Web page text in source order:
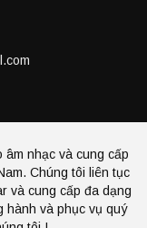
nhạc và cung cấp
Chúng tôi liên tục
và cung cấp đa dạng
hành và phục vụ quý